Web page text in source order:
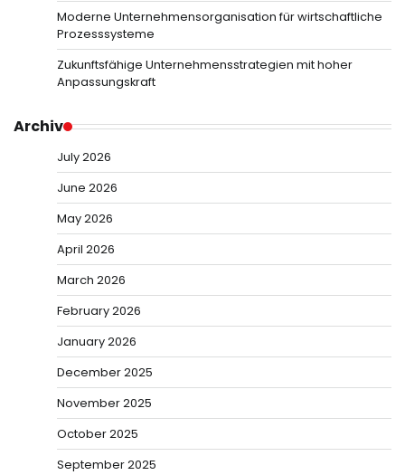
Moderne Unternehmensorganisation für wirtschaftliche
Prozesssysteme
Zukunftsfähige Unternehmensstrategien mit hoher
Anpassungskraft
Archiv
July 2026
June 2026
May 2026
April 2026
March 2026
February 2026
January 2026
December 2025
November 2025
October 2025
September 2025